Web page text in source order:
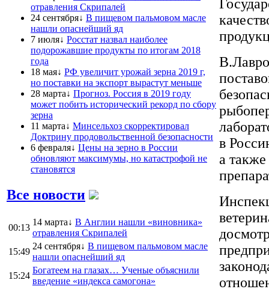
отравления Скрипалей
24 сентября↓ В пищевом пальмовом масле
нашли опаснейший яд
7 июля↓ Росстат назвал наиболее
подорожавшие продукты по итогам 2018
года
18 мая↓ РФ увеличит урожай зерна 2019 г,
но поставки на экспорт вырастут меньше
28 марта↓ Прогноз. Россия в 2019 году
может побить исторический рекорд по сбору
зерна
11 марта↓ Минсельхоз скорректировал
Доктрину продовольственной безопасности
6 февраля↓ Цены на зерно в России
обновляют максимумы, но катастрофой не
становятся
Все новости
00:13
14 марта↓ В Англии нашли «виновника»
отравления Скрипалей
15:49
24 сентября↓ В пищевом пальмовом масле
нашли опаснейший яд
15:24
Богатеем на глазах… Ученые объяснили
введение «индекса самогона»
в
а